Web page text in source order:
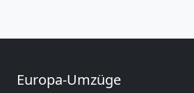
Europa-Umzüge